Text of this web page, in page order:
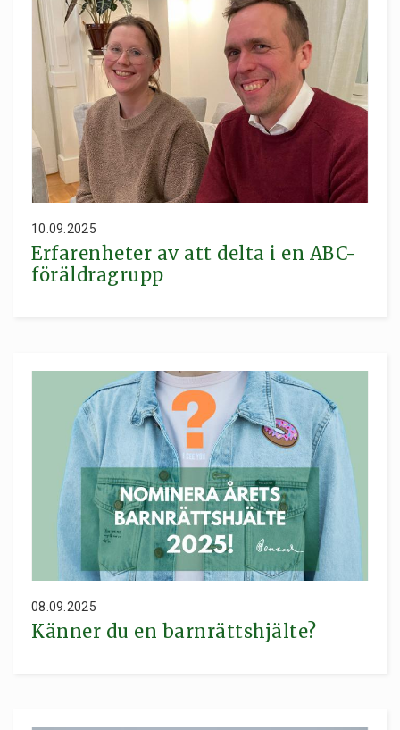
Erfarenheter av att delta i en ABC-
föräldragrupp
10.09.2025
Känner du en barnrättshjälte?
08.09.2025